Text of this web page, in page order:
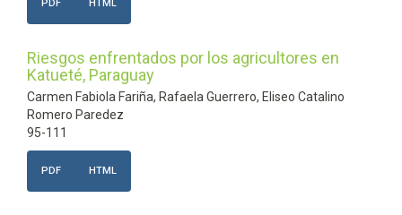
PDF HTML
Riesgos enfrentados por los agricultores en
Katueté, Paraguay
Carmen Fabiola Fariña, Rafaela Guerrero, Eliseo Catalino
Romero Paredez
95-111
PDF HTML